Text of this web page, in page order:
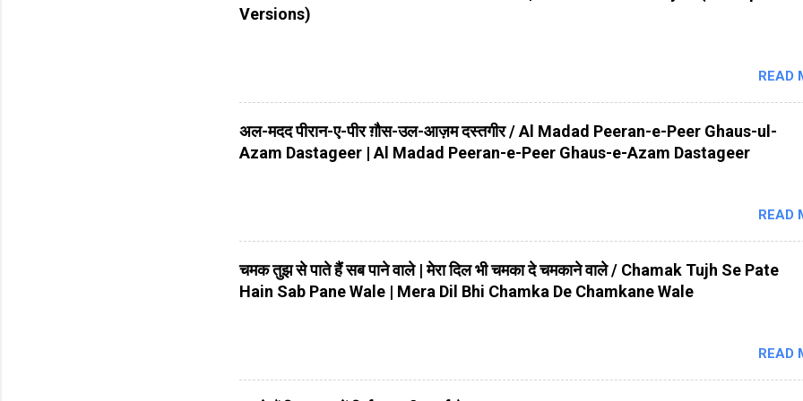
Versions)
READ
अल-मदद पीरान-ए-पीर ग़ौस-उल-आज़म दस्तगीर / Al Madad Peeran-e-Peer Ghaus-ul-
Azam Dastageer | Al Madad Peeran-e-Peer Ghaus-e-Azam Dastageer
READ
चमक तुझ से पाते हैं सब पाने वाले | मेरा दिल भी चमका दे चमकाने वाले / Chamak Tujh Se Pate
Hain Sab Pane Wale | Mera Dil Bhi Chamka De Chamkane Wale
READ